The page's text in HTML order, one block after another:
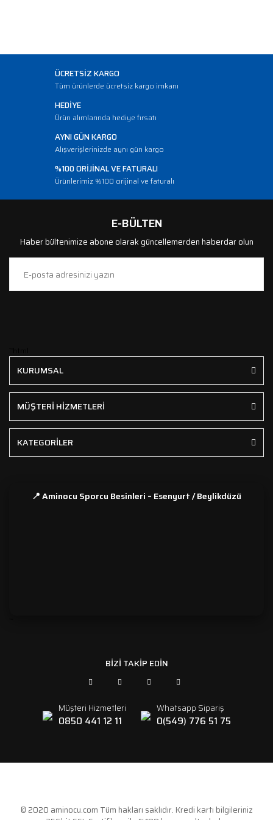
ÜCRETSİZ KARGO
Tüm ürünlerde ücretsiz kargo imkanı
HEDİYE
Ürün alımlarında hediye fırsatı
AYNI GÜN KARGO
Alışverişlerinizde aynı gün kargo
%100 ORİJİNAL VE FATURALI
Ürünlerimiz %100 orijinal ve faturalı
E-BÜLTEN
Haber bültenimize abone olarak güncellemerden haberdar olun
KURUMSAL
MÜŞTERİ HİZMETLERİ
KATEGORİLER
📍 Aminocu Sporcu Besinleri – Esenyurt / Beylikdüzü
BİZİ TAKİP EDİN
Müşteri Hizmetleri
0850 441 12 11
Whatsapp Sipariş
0(549) 776 51 75
© 2020 aminocu.com Tüm hakları saklıdır. Kredi kartı bilgileriniz